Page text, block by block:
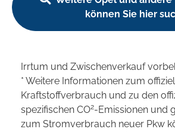
können Sie hier
Irrtum und Zwischenverkauf
* Weitere Informationen zum
Kraftstoffverbrauch und zu den
spezifischen CO2-Emissionen und
zum Stromverbrauch neuer Pkw